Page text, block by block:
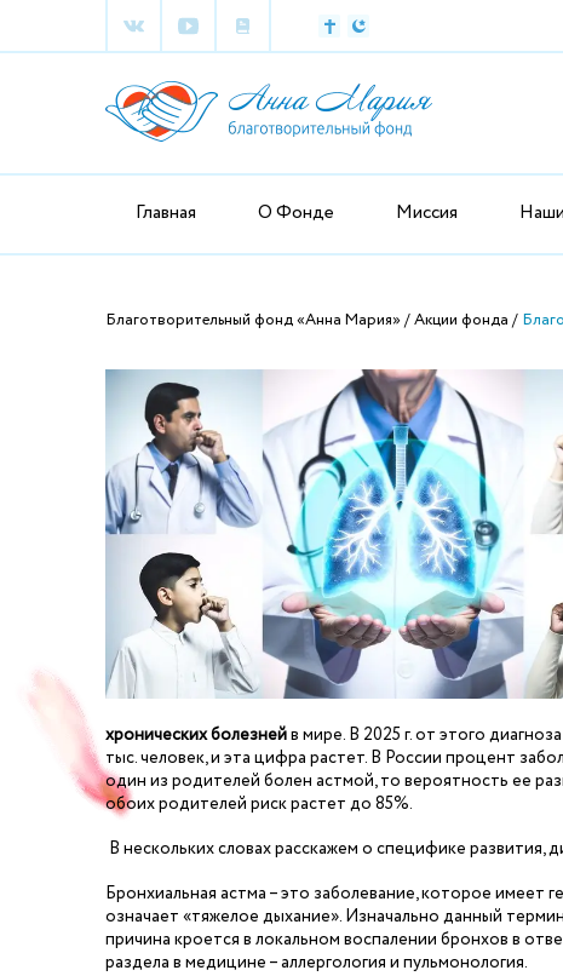
Главная О Фонде Миссия
Благотворительный фонд «Анна Мария» Акции фонда
хронических болезнейв мире. В 2025 г. от этого
тыс. человек, и эта цифра растет. В России процент
один из родителей болен астмой, то вероятность ее
обоих родителей риск растет до 85%.
В нескольких словах расскажем о специфике развития,
Бронхиальная астма – это заболевание, которое
означает «тяжелое дыхание». Изначально данный
причина кроется в локальном воспалении бронхов в
раздела в медицине – аллергология и пульмонология.